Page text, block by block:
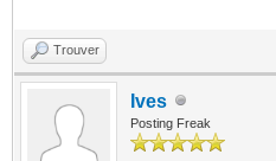
Trouver
Ives
Posting Freak